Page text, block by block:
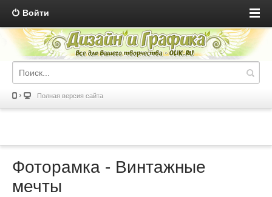
Войти
Полная версия сайта
Фоторамка - Винтажные
мечты